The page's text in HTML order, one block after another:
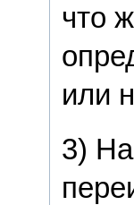
что
или
3)